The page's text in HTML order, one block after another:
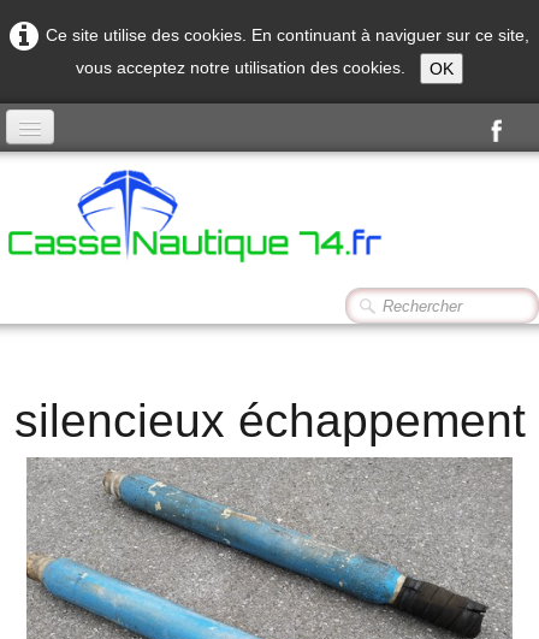
Ce site utilise des cookies. En continuant à naviguer sur ce site,
vous acceptez notre utilisation des cookies.
OK
Produits
silencieux échappement